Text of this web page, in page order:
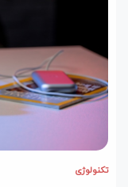
تکنولوژی